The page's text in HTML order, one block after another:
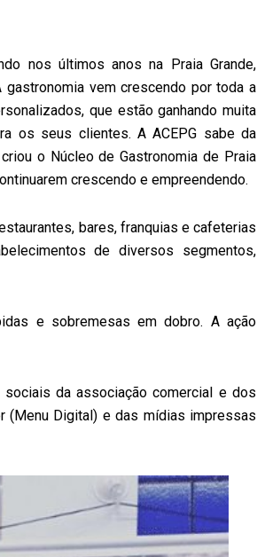
nos últimos anos na Praia Grande,
gastronomia vem crescendo por toda a
que estão ganhando muita
os seus clientes. A ACEPG sabe da
o Núcleo de Gastronomia de Praia
crescendo e empreendendo.
bares, franquias e cafeterias
de diversos segmentos,
e sobremesas em dobro. A ação
da associação comercial e dos
(Menu Digital) e das mídias impressas